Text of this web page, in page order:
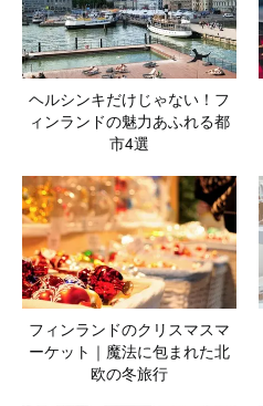
ヘルシンキだけじゃない！フ
ィンランドの魅力あふれる都
市4選
フィンランドのクリスマスマ
ーケット｜魔法に包まれた北
欧の冬旅行